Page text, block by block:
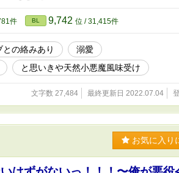
出来事などは起こりません。 ☆主人公はヤリチン
件 BL 9,742 位 / 31,415件
の絡みあり
溺愛
と思いきや天然小悪魔風味受け
文字数 27,484 最終更新日 2022.07.04
お気に入り